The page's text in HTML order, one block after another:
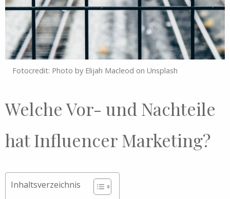
Fotocredit: Photo by Elijah Macleod on Unsplash
Welche Vor- und Nachteile
hat Influencer Marketing?
Inhaltsverzeichnis